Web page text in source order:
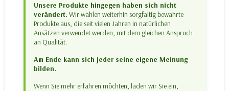
Unsere Produkte hingegen haben sich nicht
verändert. Wir wählen weiterhin sorgfältig bewährte
Produkte aus, die seit vielen Jahren in natürlichen
Ansätzen verwendet werden, mit dem gleichen Anspruch
an Qualität.
Am Ende kann sich jeder seine eigene Meinung
bilden.
Wenn Sie mehr erfahren möchten, laden wir Sie ein,